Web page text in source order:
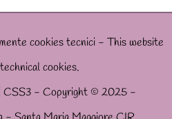
cookies tecnici - This website
cookies.
CSS3 - Copyright © 2025 -